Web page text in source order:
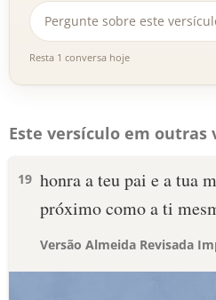
Resta 1 conversa hoje
Este versículo em outras
19 honra a teu pai e a tua
próximo como a ti
Versão Almeida Revisada